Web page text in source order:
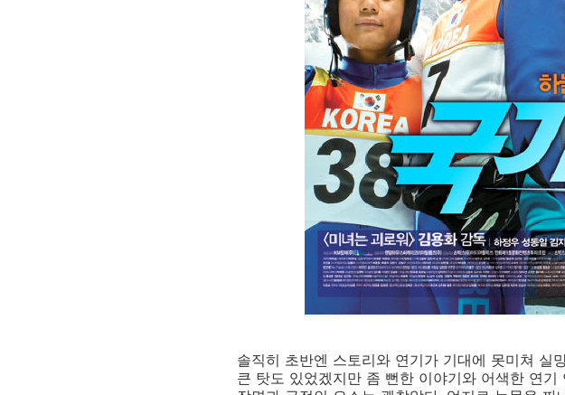
솔직히 초반엔 스토리와 연기가 기대에 못미쳐 실
큰 탓도 있었겠지만 좀 뻔한 이야기와 어색한 연